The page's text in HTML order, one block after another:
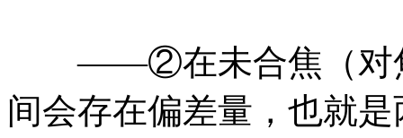
——②在未合焦（对焦
间会存在偏差量，也就